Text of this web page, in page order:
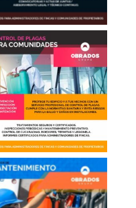
Control de Plagas